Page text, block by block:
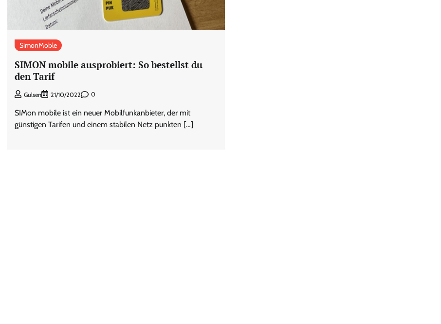
SimonMoble
SIMON mobile ausprobiert: So bestellst du
den Tarif
Gulsen 21/10/2022 0
SIMon mobile ist ein neuer Mobilfunkanbieter, der mit
günstigen Tarifen und einem stabilen Netz punkten […]